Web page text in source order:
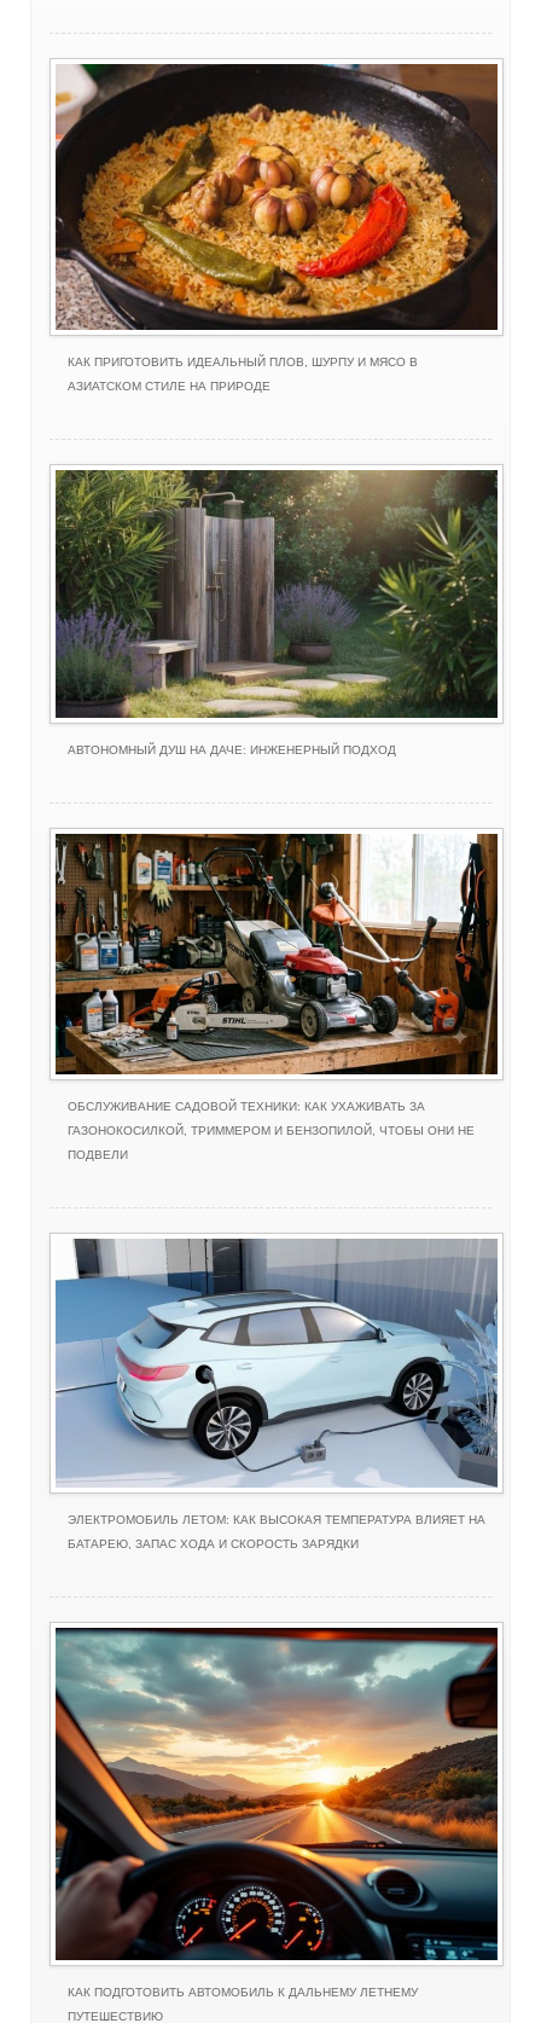
КАК ПРИГОТОВИТЬ ИДЕАЛЬНЫЙ ПЛОВ, ШУРПУ И МЯСО В
АЗИАТСКОМ СТИЛЕ НА ПРИРОДЕ
АВТОНОМНЫЙ ДУШ НА ДАЧЕ: ИНЖЕНЕРНЫЙ ПОДХОД
ОБСЛУЖИВАНИЕ САДОВОЙ ТЕХНИКИ: КАК УХАЖИВАТЬ ЗА
ГАЗОНОКОСИЛКОЙ, ТРИММЕРОМ И БЕНЗОПИЛОЙ, ЧТОБЫ ОНИ НЕ
ПОДВЕЛИ
ЭЛЕКТРОМОБИЛЬ ЛЕТОМ: КАК ВЫСОКАЯ ТЕМПЕРАТУРА ВЛИЯЕТ НА
БАТАРЕЮ, ЗАПАС ХОДА И СКОРОСТЬ ЗАРЯДКИ
КАК ПОДГОТОВИТЬ АВТОМОБИЛЬ К ДАЛЬНЕМУ ЛЕТНЕМУ
ПУТЕШЕСТВИЮ